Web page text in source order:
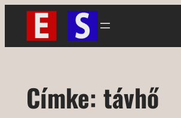
Ugrás
tartalomhoz
Címke: távhő